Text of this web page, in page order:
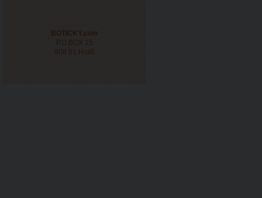
BOTICKY.com
P.O.BOX 15
908 51 Holíč